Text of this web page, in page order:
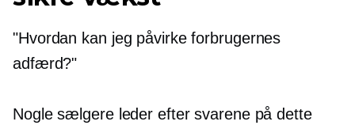
"Hvordan kan jeg påvirke forbrugernes
adfærd?"
Nogle sælgere leder efter svarene på dette